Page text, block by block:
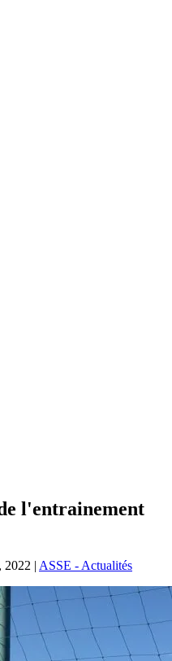
l'entrainement
2022 | ASSE - Actualités